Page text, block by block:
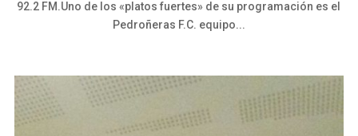
92.2 FM.Uno de los «platos fuertes» de su programación es el
Pedroñeras F.C. equipo...